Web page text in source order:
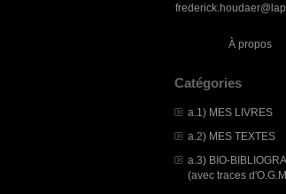
À propos
Catégories
a.1) MES LIVRES
a.2) MES TEXTES
a.3) BIO-
(avec traces